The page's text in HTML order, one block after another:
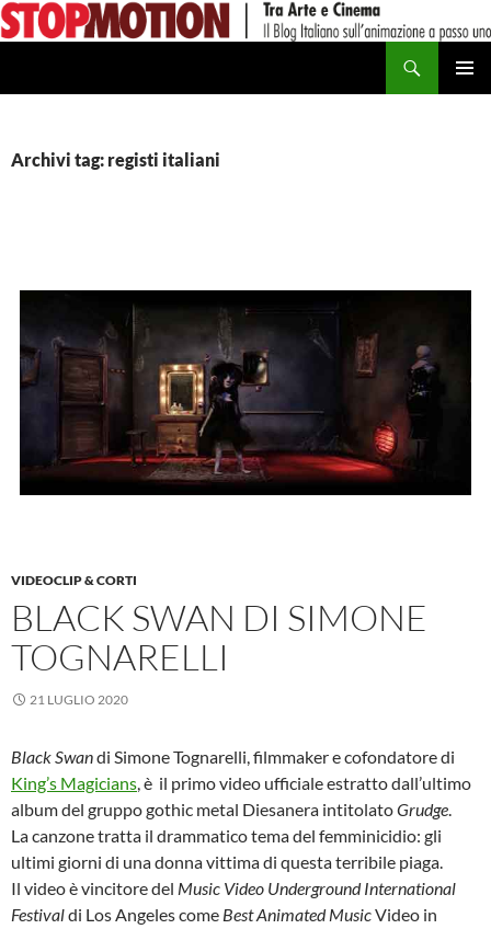
Vai
al
Archivi tag: registi italiani
VIDEOCLIP & CORTI
BLACK SWAN DI SIMONE
TOGNARELLI
21 LUGLIO 2020
Black Swandi Simone Tognarelli, filmmaker e cofondatore di
King’s Magicians, è il primo video ufficiale estratto dall’ultimo
album del gruppo gothic metal Diesanera intitolatoGrudge.
La canzone tratta il drammatico tema del femminicidio: gli
ultimi giorni di una donna vittima di questa terribile piaga.
Il video è vincitore del Music Video Underground International
Festivaldi Los Angeles come Best Animated MusicVideo in